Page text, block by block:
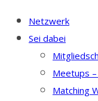
Netzwerk
Sei dabei
Meetups
Matching